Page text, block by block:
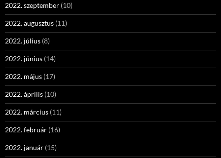
2022. szeptember (10)
2022. augusztus (11)
2022. július (8)
2022. június (14)
2022. május (17)
2022. április (10)
2022. március (11)
2022. február (16)
2022. január (15)